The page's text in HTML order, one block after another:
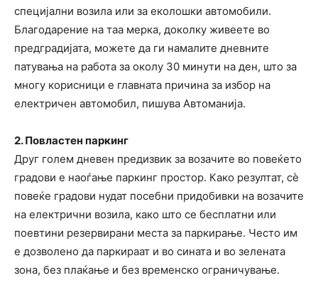
специјални возила или за еколошки автомобили.
Благодарение на таа мерка, доколку живеете во
предградијата, можете да ги намалите дневните
патувања на работа за околу 30 минути на ден, што за
многу корисници е главната причина за избор на
електричен автомобил, пишува Автоманија.
2. Повластен паркинг
Друг голем дневен предизвик за возачите во повеќето
градови е наоѓање паркинг простор. Како резултат, сè
повеќе градови нудат посебни придобивки на возачите
на електрични возила, како што се бесплатни или
поевтини резервирани места за паркирање. Често им
е дозволено да паркираат и во сината и во зелената
зона, без плаќање и без временско ограничување.